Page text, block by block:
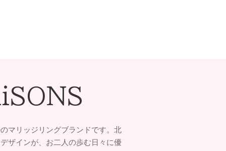
マリッジリングブランドです。北
ザインが、お二人の歩む日々に優